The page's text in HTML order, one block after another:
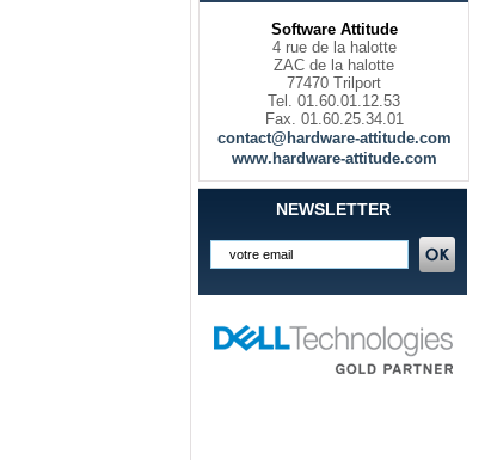
Software Attitude
4 rue de la halotte
ZAC de la halotte
77470 Trilport
Tel. 01.60.01.12.53
Fax. 01.60.25.34.01
contact@hardware-attitude.com
www.hardware-attitude.com
NEWSLETTER